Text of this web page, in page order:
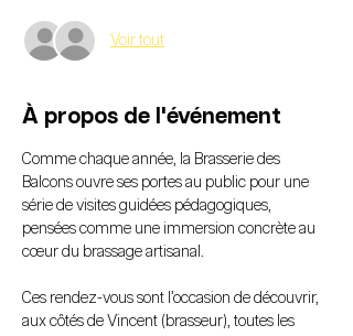
Voir tout
À propos de l'événement
Comme chaque année, la Brasserie des
Balcons ouvre ses portes au public pour une
série de visites guidées pédagogiques,
pensées comme une immersion concrète au
cœur du brassage artisanal.
Ces rendez-vous sont l’occasion de découvrir,
aux côtés de Vincent (brasseur), toutes les